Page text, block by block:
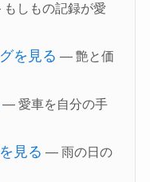
しもの記録が愛
を見る — 艶と価
— 愛車を自分の手
見る — 雨の日の